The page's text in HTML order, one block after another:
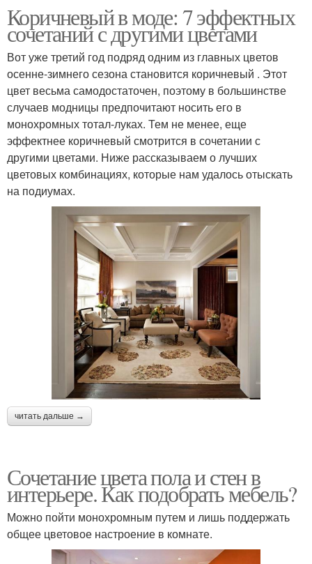
Коричневый в моде: 7 эффектных
сочетаний с другими цветами
Вот уже третий год подряд одним из главных цветов
осенне-зимнего сезона становится коричневый . Этот
цвет весьма самодостаточен, поэтому в большинстве
случаев модницы предпочитают носить его в
монохромных тотал-луках. Тем не менее, еще
эффектнее коричневый смотрится в сочетании с
другими цветами. Ниже рассказываем о лучших
цветовых комбинациях, которые нам удалось отыскать
на подиумах.
читать дальше →
Сочетание цвета пола и стен в
интерьере. Как подобрать мебель?
Можно пойти монохромным путем и лишь поддержать
общее цветовое настроение в комнате.